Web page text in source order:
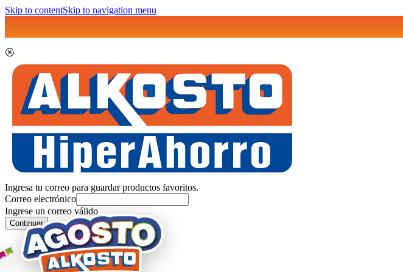
Skip to contentSkip to navigation menu
Ingresa tu correo para guardar productos favoritos.
Correo electrónico
Ingrese un correo válido
Continuar